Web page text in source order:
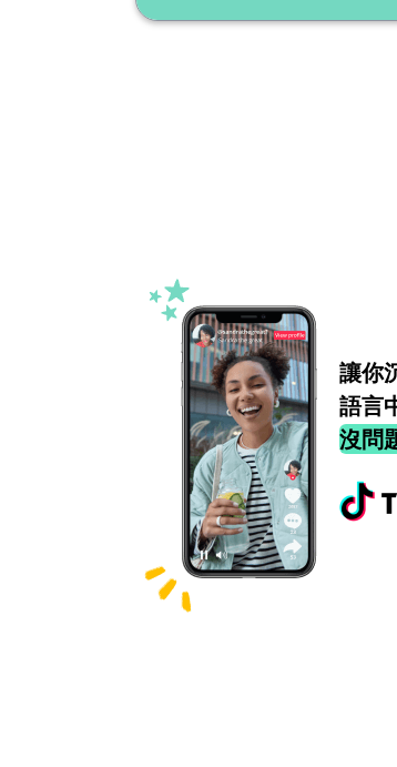
讓你
語言
沒問